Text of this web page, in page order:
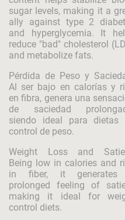
sugar levels, making it a
ally against type 2
and hyperglycemia. It
reduce "bad" cholesterol
and metabolize fats.
Pérdida de Peso y
Al ser bajo en calorías y
en fibra, genera una
de saciedad
siendo ideal para dietas
control de peso.
Weight Loss and
Being low in calories and
in fiber, it
prolonged feeling of
making it ideal for
control diets.